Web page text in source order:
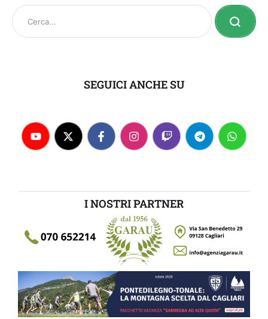
SEGUICI ANCHE SU
I NOSTRI PARTNER